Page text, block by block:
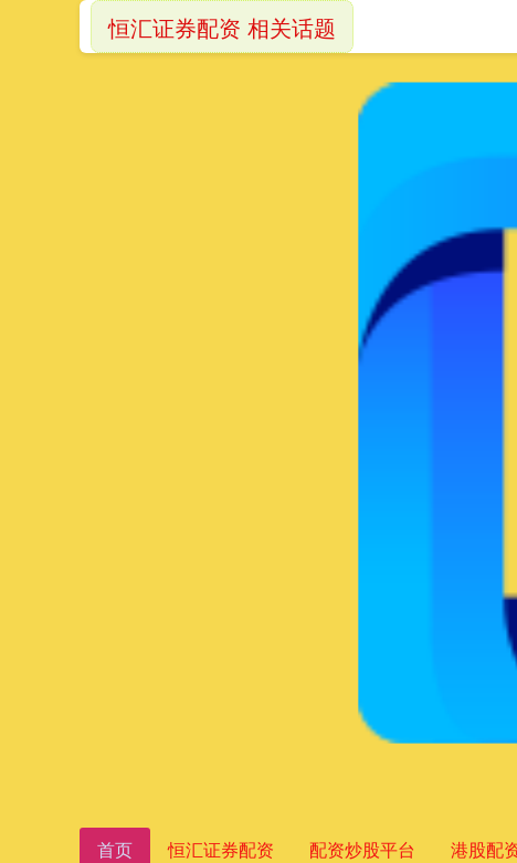
首页 恒汇证券配资 配资炒股平台 港股配
恒汇证券配资 相关话题